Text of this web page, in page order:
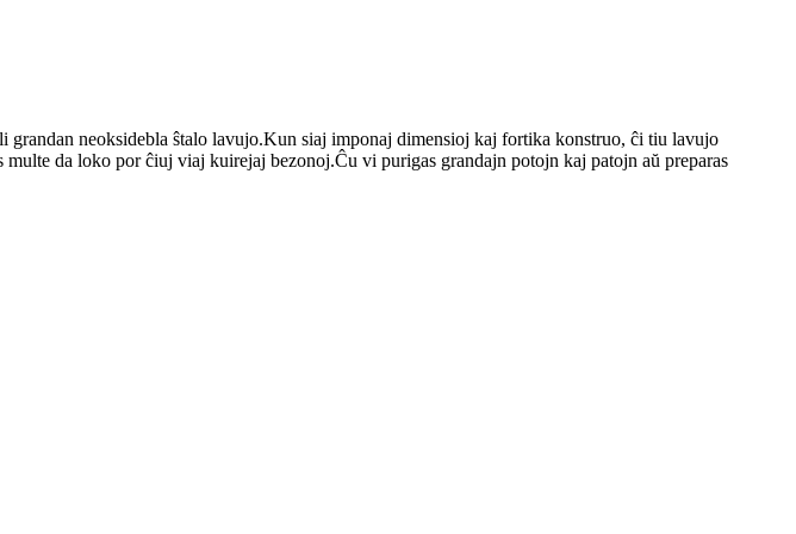
grandan neoksidebla ŝtalo lavujo.Kun siaj imponaj dimensioj kaj fortika konstruo, ĉi tiu lavujo
da loko por ĉiuj viaj kuirejaj bezonoj.Ĉu vi purigas grandajn potojn kaj patojn aŭ preparas